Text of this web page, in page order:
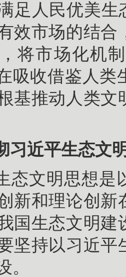
足人民优美生
效市场的结
将市场化机
吸收借鉴人
基推动人类文
习近平生态文
态文明思想是
新和理论创新
国生态文明
坚持以习近
。